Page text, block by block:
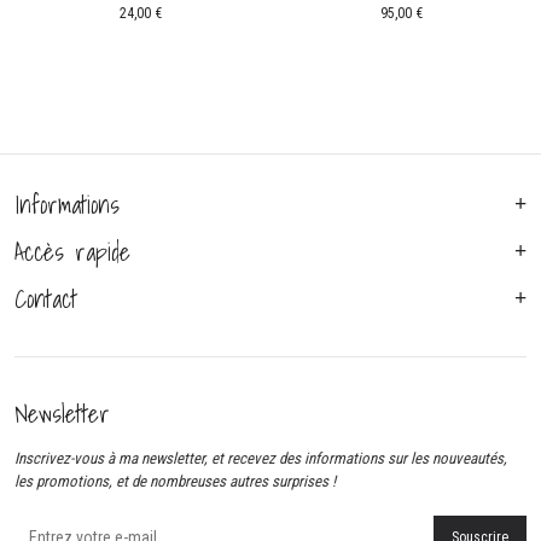
24,00 € 95,00 €
Informations
Accès rapide
Contact
Newsletter
Inscrivez-vous à ma newsletter, et recevez des informations sur les nouveautés,
les promotions, et de nombreuses autres surprises !